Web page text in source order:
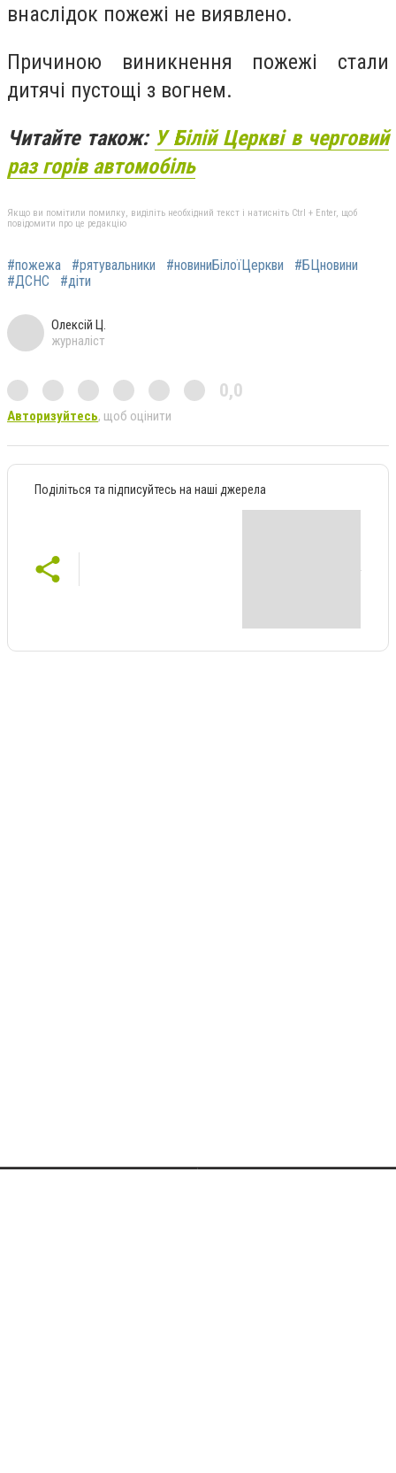
внаслідок пожежі не виявлено.
Причиною виникнення пожежі стали
дитячі пустощі з вогнем.
Читайте також: У Білій Церкві в черговий
раз горів автомобіль
Якщо ви помітили помилку, виділіть необхідний текст і натисніть Ctrl + Enter, щоб
повідомити про це редакцію
#пожежа #рятувальники #новиниБілоїЦеркви
#БЦновини
#ДСНС
#діти
Олексій Ц.
журналіст
0,0
Авторизуйтесь, щоб оцінити
Поділіться та підписуйтесь на наші джерела